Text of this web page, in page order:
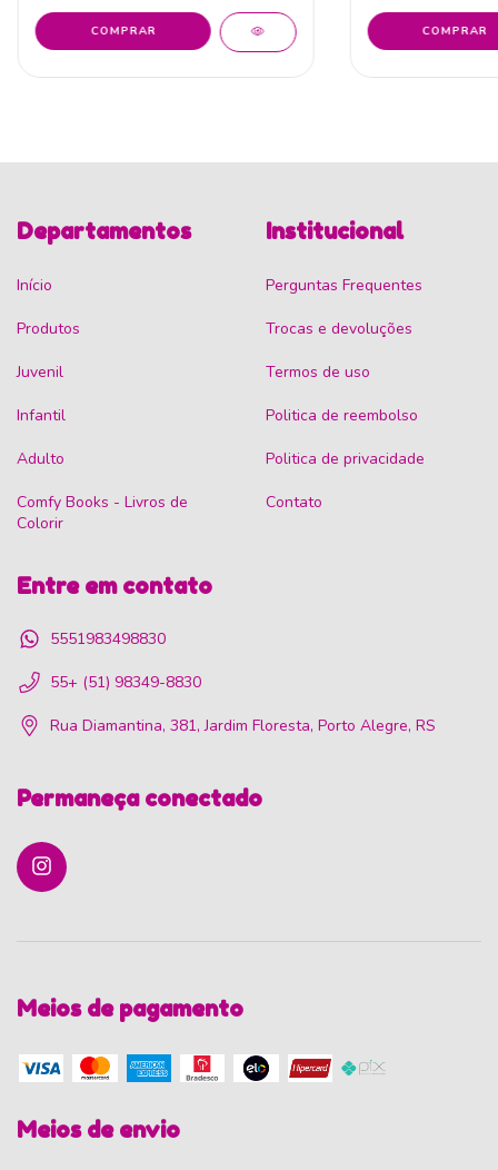
Departamentos
Início
Produtos
Juvenil
Infantil
Adulto
Comfy Books - Livros de
Colorir
Institucional
Perguntas Frequentes
Trocas e devoluções
Termos de uso
Politica de reembolso
Politica de privacidade
Contato
Entre em contato
5551983498830
55+ (51) 98349-8830
Rua Diamantina, 381, Jardim Floresta, Porto Alegre, RS
Permaneça conectado
Meios de pagamento
Meios de envio